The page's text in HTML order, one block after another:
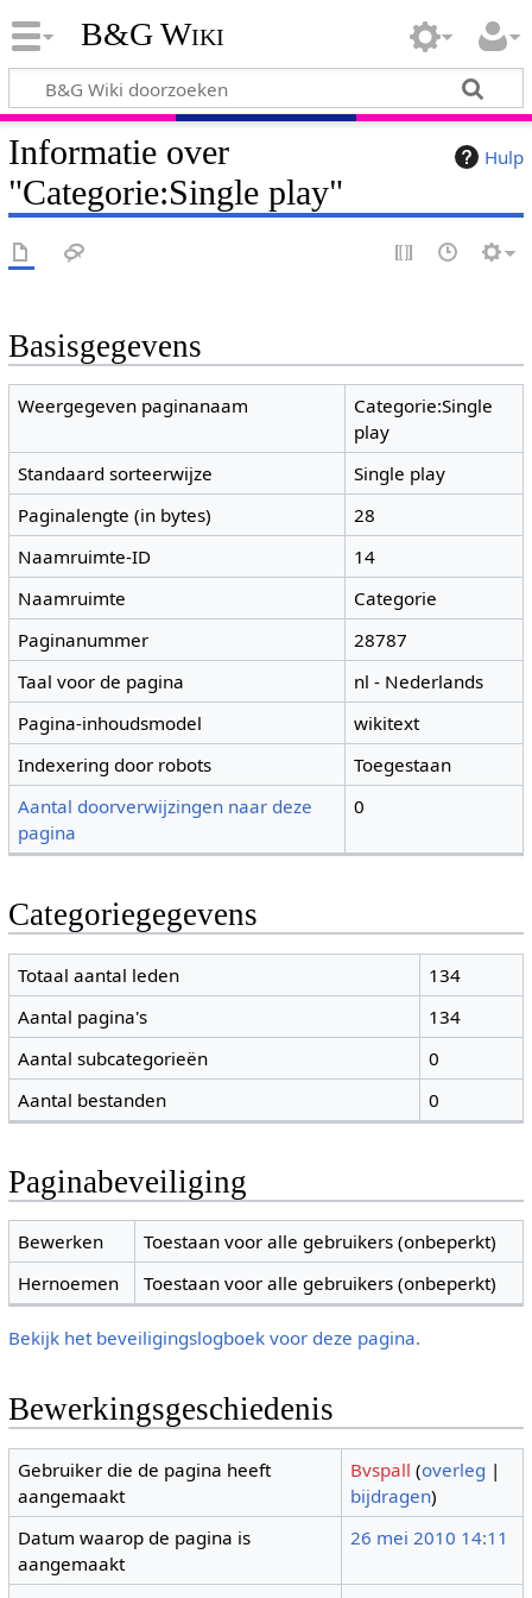
B&G Wiki
Hulp
Informatie over
"Categorie:Single play"
Basisgegevens
Weergegeven paginanaam
Categorie:Single
play
Standaard sorteerwijze
Single play
Paginalengte (in bytes)
28
Naamruimte-ID
14
Naamruimte
Categorie
Paginanummer
28787
Taal voor de pagina
nl - Nederlands
Pagina-inhoudsmodel
wikitext
Indexering door robots
Toegestaan
Aantal doorverwijzingen naar deze
pagina
0
Categoriegegevens
Totaal aantal leden
134
Aantal pagina's
134
Aantal subcategorieën
0
Aantal bestanden
0
Paginabeveiliging
Bewerken
Toestaan voor alle gebruikers (onbeperkt)
Hernoemen
Toestaan voor alle gebruikers (onbeperkt)
Bekijk het beveiligingslogboek voor deze pagina.
Bewerkingsgeschiedenis
Gebruiker die de pagina heeft
aangemaakt
Bvspall (overleg |
bijdragen)
Datum waarop de pagina is
aangemaakt
26 mei 2010 14:11